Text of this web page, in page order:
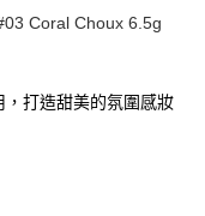
Coral Choux 6.5g
打造甜美的氛圍感妝